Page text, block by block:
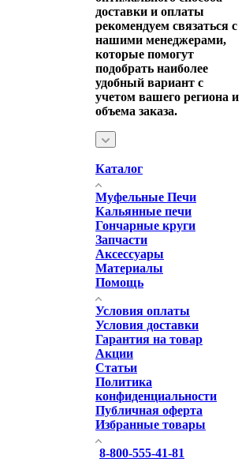
доставки и оплаты
рекомендуем связаться с
нашими менеджерами,
которые помогут
подобрать наиболее
удобный вариант с
учетом вашего региона и
объема заказа.
Каталог
Муфельные Печи
Кальянные печи
Гончарные круги
Запчасти
Аксессуары
Материалы
Помощь
Условия оплаты
Условия доставки
Гарантия на товар
Акции
Статьи
Политика
конфиденциальности
Публичная оферта
Избранные товары
8-800-555-41-81